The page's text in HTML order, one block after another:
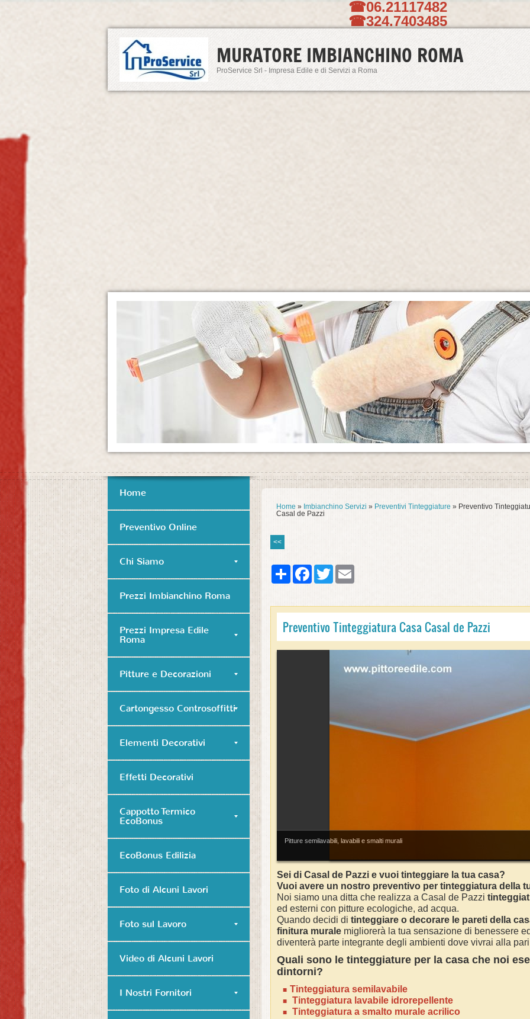
☎06.21117482
☎324.7403485
MURATORE IMBIANCHINO ROMA
ProService Srl - Impresa Edile e di Servizi a Roma
Home » Imbianchino Servizi » Preventivi Tinteggiature » Preventivo
Casal de Pazzi
<<
Share FacebookTwitter
Preventivo Tinteggiatura Casa Casal de Pazzi
Pitture semilavabili, lavabili e smalti murali
Sei di Casal de Pazzi e vuoi tinteggiare la tua casa?
Vuoi avere un nostro preventivo per tinteggiatura della
Noi siamo una ditta che realizza a Casal de Pazzi
ed esterni con pitture ecologiche, ad acqua.
Quando decidi di tinteggiare o decorare le pareti della
finitura murale migliorerà la tua sensazione di benessere
diventerà parte integrante degli ambienti dove vivrai alla
Quali sono le tinteggiature per la casa che noi
dintorni?
Tinteggiatura semilavabile
Tinteggiatura lavabile idrorepellente
Tinteggiatura a smalto murale acrilico
Home
Preventivo Online
Chi Siamo
Prezzi Imbianchino Roma
Prezzi Impresa Edile
Roma
Pitture e Decorazioni
Cartongesso Controsoffitti
Elementi Decorativi
Effetti Decorativi
Cappotto Termico
EcoBonus
EcoBonus Edilizia
Foto di Alcuni Lavori
Foto sul Lavoro
Video di Alcuni Lavori
I Nostri Fornitori